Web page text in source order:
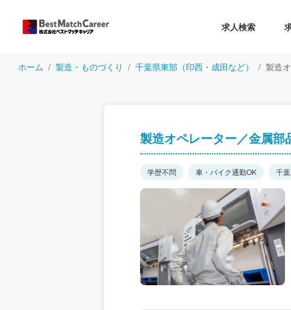
求人検索
ホーム 製造・ものづくり 千葉県東部（印西・成田など） 製造
製造オペレーター／金属
学歴不問 車・バイク通勤OK 千